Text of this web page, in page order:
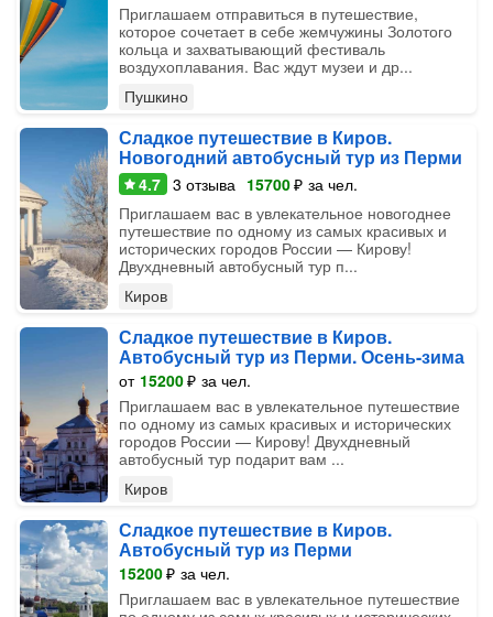
Приглашаем отправиться в путешествие,
которое сочетает в себе жемчужины Золотого
кольца и захватывающий фестиваль
воздухоплавания. Вас ждут музеи и др...
Пушкино
Сладкое путешествие в Киров.
Новогодний автобусный тур из Перми
4.7 3 отзыва 15700₽ за чел.
Приглашаем вас в увлекательное новогоднее
путешествие по одному из самых красивых и
исторических городов России — Кирову!
Двухдневный автобусный тур п...
Киров
Сладкое путешествие в Киров.
Автобусный тур из Перми. Осень-зима
от 15200₽ за чел.
Приглашаем вас в увлекательное путешествие
по одному из самых красивых и исторических
городов России — Кирову! Двухдневный
автобусный тур подарит вам ...
Киров
Сладкое путешествие в Киров.
Автобусный тур из Перми
15200₽ за чел.
Приглашаем вас в увлекательное путешествие